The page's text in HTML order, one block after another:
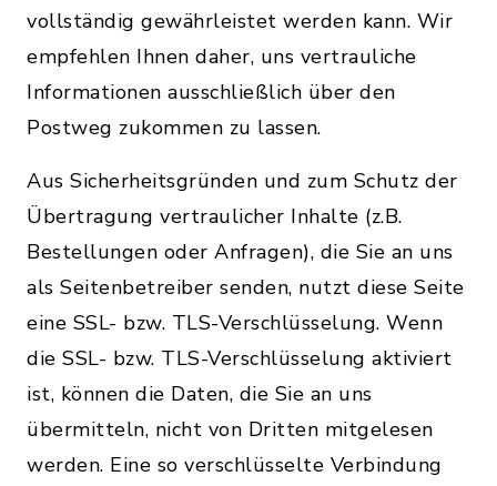
vollständig gewährleistet werden kann. Wir
empfehlen Ihnen daher, uns vertrauliche
Informationen ausschließlich über den
Postweg zukommen zu lassen.
Aus Sicherheitsgründen und zum Schutz der
Übertragung vertraulicher Inhalte (z.B.
Bestellungen oder Anfragen), die Sie an uns
als Seitenbetreiber senden, nutzt diese Seite
eine SSL- bzw. TLS-Verschlüsselung. Wenn
die SSL- bzw. TLS-Verschlüsselung aktiviert
ist, können die Daten, die Sie an uns
übermitteln, nicht von Dritten mitgelesen
werden. Eine so verschlüsselte Verbindung